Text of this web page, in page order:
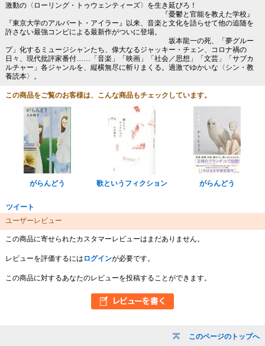
このページのトップへ
激動の〈ローリング・トゥウェンティーズ〉を生き延びろ！
『憂鬱と官能を教えた学校』
『東京大学のアルバート・アイラー』以来、音楽と文化を語らせて他の追随を
許さない最強コンビによる最新作がついに登場。
坂本龍一の死、「夢グルー
プ」化するミュージシャンたち、偉大なるジャッキー・チェン、コロナ禍の
日々、現代批評家番付……「音楽」「映画」「社会／思想」「文芸」「サブカ
ルチャー」各ジャンルを、縦横無尽に斬りまくる。過激でゆかいな〈シン・教
養読本〉。
この商品をご覧のお客様は、こんな商品もチェックしています。
がらんどう 歌というフィクション がらんどう
ツイート
ユーザーレビュー
この商品に寄せられたカスタマーレビューはまだありません。
レビューを評価するには ログインが必要です。
この商品に対するあなたのレビューを投稿することができます。